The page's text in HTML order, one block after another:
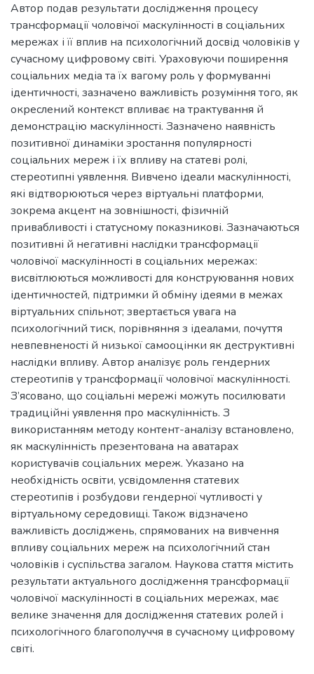
Автор подав результати дослідження процесу
трансформації чоловічої маскулінності в соціальних
мережах і її вплив на психологічний досвід чоловіків у
сучасному цифровому світі. Ураховуючи поширення
соціальних медіа та їх вагому роль у формуванні
ідентичності, зазначено важливість розуміння того, як
окреслений контекст впливає на трактування й
демонстрацію маскулінності. Зазначено наявність
позитивної динаміки зростання популярності
соціальних мереж і їх впливу на статеві ролі,
стереотипні уявлення. Вивчено ідеали маскулінності,
які відтворюються через віртуальні платформи,
зокрема акцент на зовнішності, фізичній
привабливості і статусному показникові. Зазначаються
позитивні й негативні наслідки трансформації
чоловічої маскулінності в соціальних мережах:
висвітлюються можливості для конструювання нових
ідентичностей, підтримки й обміну ідеями в межах
віртуальних спільнот; звертається увага на
психологічний тиск, порівняння з ідеалами, почуття
невпевненості й низької самооцінки як деструктивні
наслідки впливу. Автор аналізує роль гендерних
стереотипів у трансформації чоловічої маскулінності.
З’ясовано, що соціальні мережі можуть посилювати
традиційні уявлення про маскулінність. З
використанням методу контент-аналізу встановлено,
як маскулінність презентована на аватарах
користувачів соціальних мереж. Указано на
необхідність освіти, усвідомлення статевих
стереотипів і розбудови гендерної чутливості у
віртуальному середовищі. Також відзначено
важливість досліджень, спрямованих на вивчення
впливу соціальних мереж на психологічний стан
чоловіків і суспільства загалом. Наукова стаття містить
результати актуального дослідження трансформації
чоловічої маскулінності в соціальних мережах, має
велике значення для дослідження статевих ролей і
психологічного благополуччя в сучасному цифровому